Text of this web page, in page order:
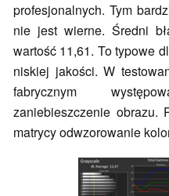
profesjonalnych. Tym
nie jest wierne. Średni
wartość 11,61. To typowe
niskiej jakości. W
fabrycznym
zaniebieszczenie obrazu.
matrycy odwzorowanie